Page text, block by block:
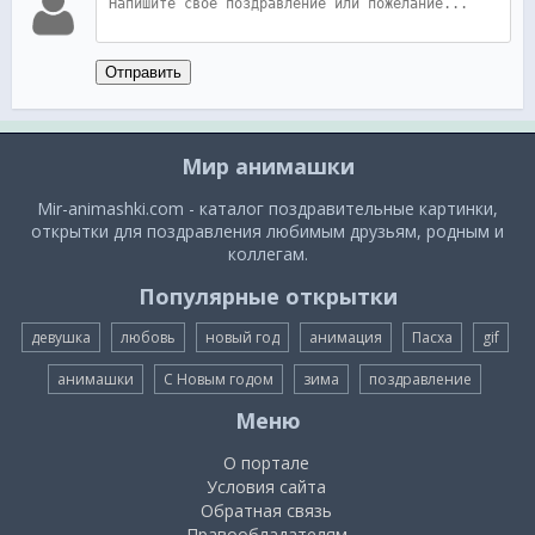
Отправить
Мир анимашки
Mir-animashki.com - каталог поздравительные картинки,
открытки для поздравления любимым друзьям, родным и
коллегам.
Популярные открытки
девушка любовь новый год анимация Пасха gif
анимашки С Новым годом зима поздравление
Меню
О портале
Условия сайта
Обратная связь